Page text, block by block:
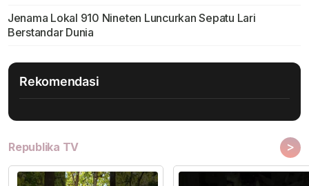
Jenama Lokal 910 Nineten Luncurkan Sepatu Lari
Berstandar Dunia
Rekomendasi
Republika TV >